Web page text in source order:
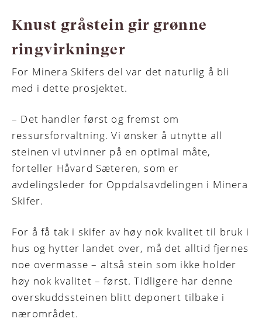
Knust gråstein gir grønne
ringvirkninger
For Minera Skifers del var det naturlig å bli
med i dette prosjektet.
– Det handler først og fremst om
ressursforvaltning. Vi ønsker å utnytte all
steinen vi utvinner på en optimal måte,
forteller Håvard Sæteren, som er
avdelingsleder for Oppdalsavdelingen i Minera
Skifer.
For å få tak i skifer av høy nok kvalitet til bruk i
hus og hytter landet over, må det alltid fjernes
noe overmasse – altså stein som ikke holder
høy nok kvalitet – først. Tidligere har denne
overskuddssteinen blitt deponert tilbake i
nærområdet.